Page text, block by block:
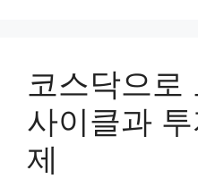
코스닥으로
사이클과
제